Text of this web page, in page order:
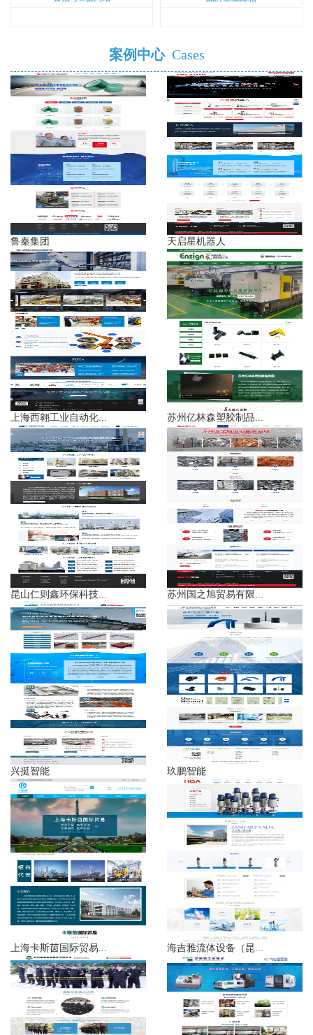
案例中心 Cases
鲁秦集团 天启星机器人
上海西翱工业自动化... 苏州亿林森塑胶制品...
昆山仁则鑫环保科技... 苏州国之旭贸易有限...
兴挺智能 玖鹏智能
上海卡斯茵国际贸易... 海吉雅流体设备（昆...